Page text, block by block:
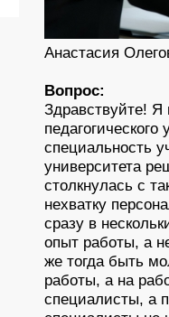
Анастасия
Вопрос:
Здравствуйте! Я
педагогического
специальность
университета
столкнулась с
нехватку
сразу в
опыт работы, а
же тогда быть
работы, а на
специалисты, а